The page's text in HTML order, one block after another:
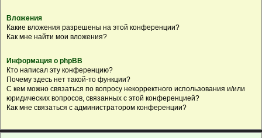
Вложения
Какие вложения разрешены на этой конференции?
Как мне найти мои вложения?
Информация о phpBB
Кто написал эту конференцию?
Почему здесь нет такой-то функции?
С кем можно связаться по вопросу некорректного использования и/или
юридических вопросов, связанных с этой конференцией?
Как мне связаться с администратором конференции?